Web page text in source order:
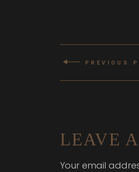
PREVIOUS
LEAVE
Your email